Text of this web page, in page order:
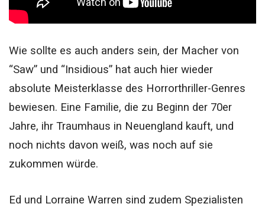
Wie sollte es auch anders sein, der Macher von
“Saw” und “Insidious” hat auch hier wieder
absolute Meisterklasse des Horrorthriller-Genres
bewiesen. Eine Familie, die zu Beginn der 70er
Jahre, ihr Traumhaus in Neuengland kauft, und
noch nichts davon weiß, was noch auf sie
zukommen würde.
Ed und Lorraine Warren sind zudem Spezialisten